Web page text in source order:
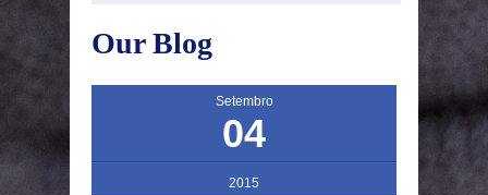
Our Blog
Setembro
04
2015